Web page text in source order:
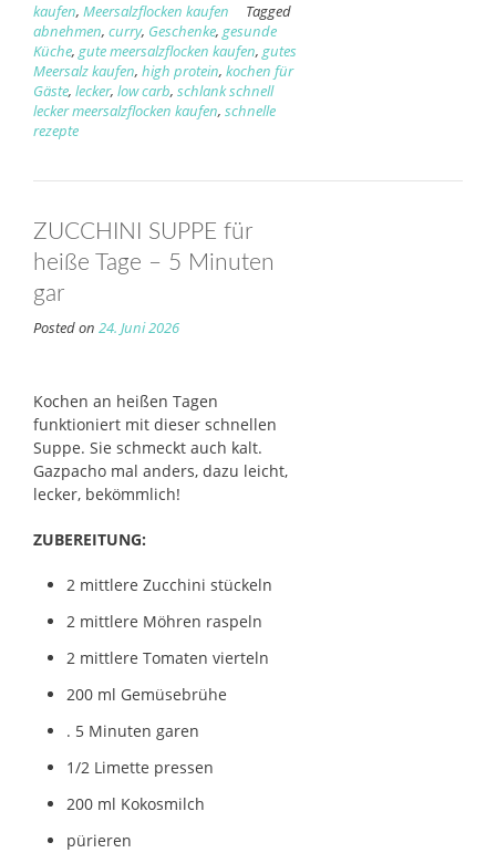
kaufen, Meersalzflocken kaufen
Tagged
abnehmen, curry, Geschenke, gesunde
Küche, gute meersalzflocken kaufen, gutes
Meersalz kaufen, high protein, kochen für
Gäste, lecker, low carb, schlank schnell
lecker meersalzflocken kaufen, schnelle
rezepte
ZUCCHINI SUPPE für
heiße Tage – 5 Minuten
gar
Posted on 24. Juni 2026
Kochen an heißen Tagen
funktioniert mit dieser schnellen
Suppe. Sie schmeckt auch kalt.
Gazpacho mal anders, dazu leicht,
lecker, bekömmlich!
ZUBEREITUNG:
2 mittlere Zucchini stückeln
2 mittlere Möhren raspeln
2 mittlere Tomaten vierteln
200 ml Gemüsebrühe
. 5 Minuten garen
1/2 Limette pressen
200 ml Kokosmilch
pürieren